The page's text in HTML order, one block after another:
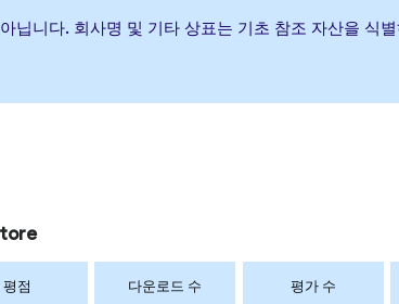
니다. 회사명 및 기타 상표는 기초 참조 자산을 식
평점 다운로드 수 평가 수